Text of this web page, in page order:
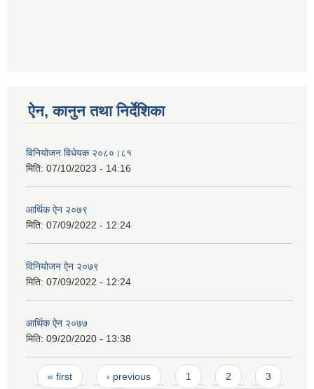
ऐन, कानुन तथा निर्देशिका
विनियोजन विधेयक २०८०।८१
मिति: 07/10/2023 - 14:16
आर्थिक ऐन २०७९
मिति: 07/09/2022 - 12:24
विनियोजन ऐन २०७९
मिति: 07/09/2022 - 12:24
आर्थिक ऐन २०७७
मिति: 09/20/2020 - 13:38
Pages
« first ‹ previous 1 2 3